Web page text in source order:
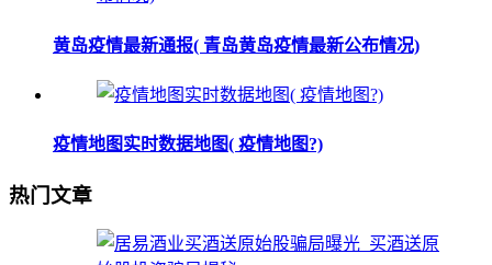
黄岛疫情最新通报( 青岛黄岛疫情最新公布情况)
疫情地图实时数据地图( 疫情地图?)
热门文章